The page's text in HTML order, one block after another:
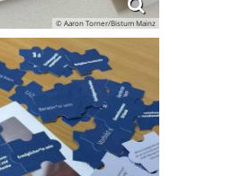
© Aaron Torner/Bistum Mainz